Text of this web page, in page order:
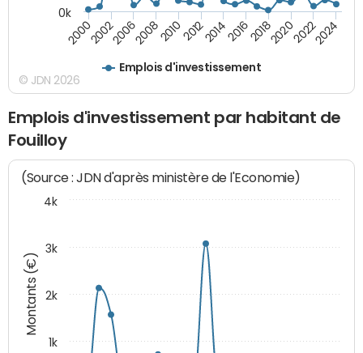
Emplois d'investissement
200020022006200820102012201420162018202020222024
0k
© JDN 2026
Emplois d'investissement par habitant de
Fouilloy
Montants (€)
(Source : JDN d'après ministère de l'Economie)
1k
2k
3k
4k